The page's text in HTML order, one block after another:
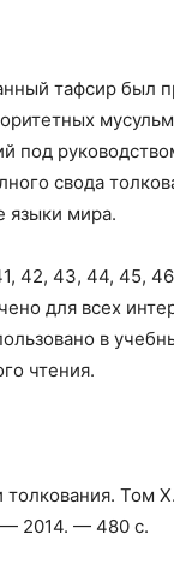
тафсир был
под
свода
языки мира.
42, 43, 44, 45,
для всех
в
чтения.
Том X
— 2014. — 480 с.